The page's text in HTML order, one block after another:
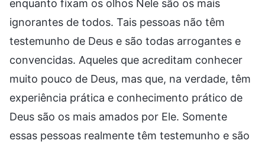
enquanto fixam os olhos Nele são os mais
ignorantes de todos. Tais pessoas não têm
testemunho de Deus e são todas arrogantes e
convencidas. Aqueles que acreditam conhecer
muito pouco de Deus, mas que, na verdade, têm
experiência prática e conhecimento prático de
Deus são os mais amados por Ele. Somente
essas pessoas realmente têm testemunho e são